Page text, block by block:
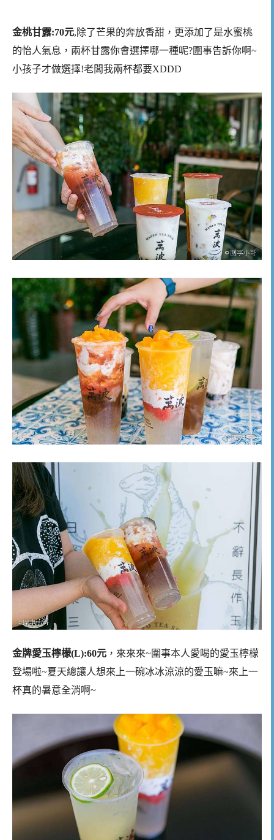
金桃甘露:70元,除了芒果的奔放香甜，更添加了是水蜜桃
的怡人氣息，兩杯甘露你會選擇哪一種呢?圍事告訴你啊~
小孩子才做選擇!老闆我兩杯都要XDDD
金牌愛玉檸檬(L):60元 ，來來來~圍事本人愛喝的愛玉檸檬
登場啦~夏天總讓人想來上一碗冰冰涼涼的愛玉嘛~來上一
杯真的暑意全消啊~